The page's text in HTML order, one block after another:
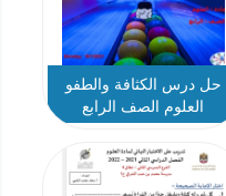
حل درس الكثافة والطفو
العلوم الصف الرابع